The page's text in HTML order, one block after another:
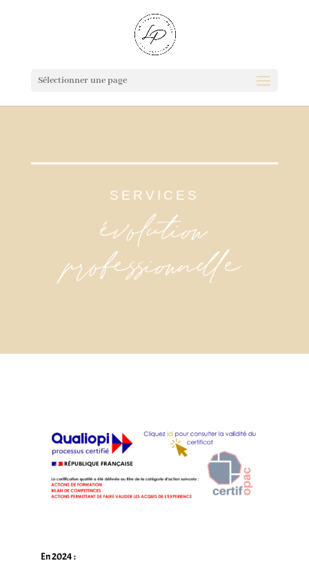
Sélectionner une page
SERVICES
évolution
professionnelle
En 2024 :